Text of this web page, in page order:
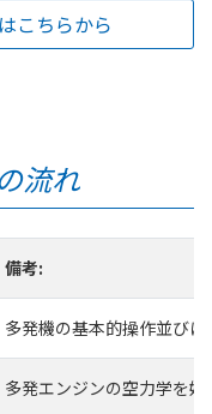
こちらから
流れ
備考:
多発機の基本的操作並び
多発エンジンの空力学を